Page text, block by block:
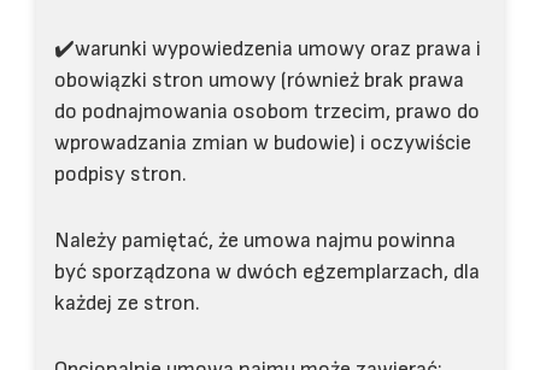
✔️warunki wypowiedzenia umowy oraz prawa i
obowiązki stron umowy (również brak prawa
do podnajmowania osobom trzecim, prawo do
wprowadzania zmian w budowie) i oczywiście
podpisy stron.
Należy pamiętać, że umowa najmu powinna
być sporządzona w dwóch egzemplarzach, dla
każdej ze stron.